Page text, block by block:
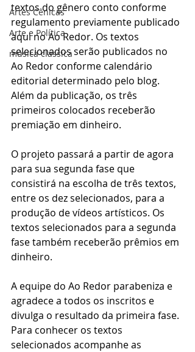
Artes Cênicas
Arte e Política
música clássica
textos do gênero conto conforme
regulamento previamente publicado
aqui no Ao Redor. Os textos
selecionados serão publicados no
Ao Redor conforme calendário
editorial determinado pelo blog.
Além da publicação, os três
primeiros colocados receberão
premiação em dinheiro.
O projeto passará a partir de agora
para sua segunda fase que
consistirá na escolha de três textos,
entre os dez selecionados, para a
produção de vídeos artísticos. Os
textos selecionados para a segunda
fase também receberão prêmios em
dinheiro.
A equipe do Ao Redor parabeniza e
agradece a todos os inscritos e
divulga o resultado da primeira fase.
Para conhecer os textos
selecionados acompanhe as